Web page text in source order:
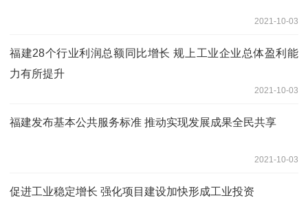
2021-10-03
福建28个行业利润总额同比增长 规上工业企业总体盈利能
力有所提升
2021-10-03
福建发布基本公共服务标准 推动实现发展成果全民共享
2021-10-03
促进工业稳定增长 强化项目建设加快形成工业投资